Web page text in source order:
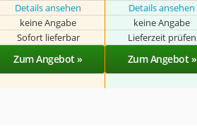
Details ansehen Details ansehen
keine Angabe keine Angabe
Sofort lieferbar Lieferzeit prüfen
Zum Angebot » Zum Angebot »